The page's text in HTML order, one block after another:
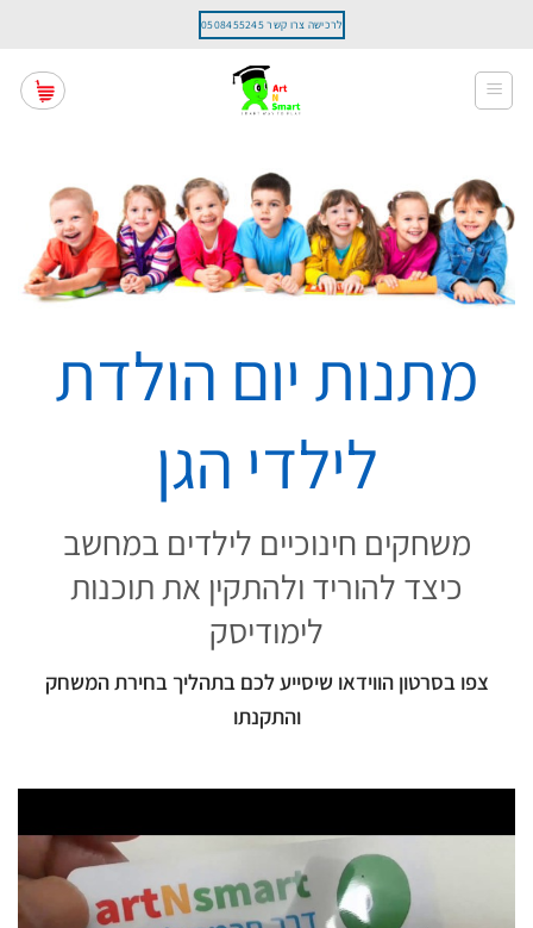
content
לרכישה צרו קשר 0508455245
מתנות יום הולדת
לילדי הגן
משחקים חינוכיים לילדים במחשב
כיצד להוריד ולהתקין את תוכנות
לימודיסק
צפו בסרטון הווידאו שיסייע לכם בתהליך בחירת המשחק
והתקנתו